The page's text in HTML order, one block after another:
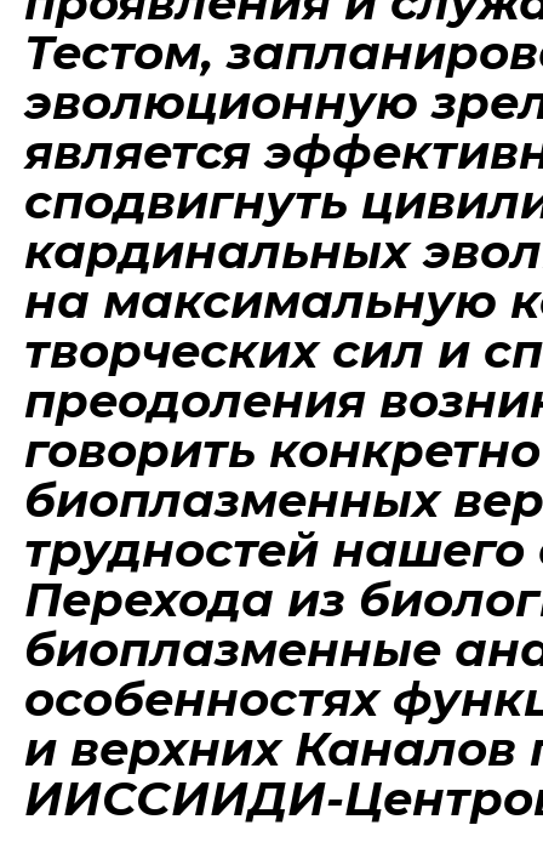
Тестом,
эволюционную
является
сподвигнуть
кардинальных
на максимальную
творческих сил и
преодоления
говорить
биоплазменных
трудностей нашего
Перехода из
биоплазменные
особенностях
и верхних Каналов
ИИССИИДИ-